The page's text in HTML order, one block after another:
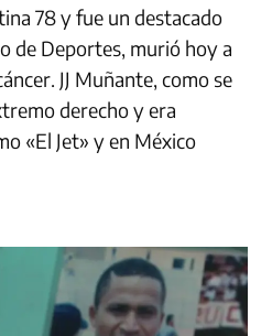
78 y fue un destacado
de Deportes, murió hoy a
JJ Muñante, como se
derecho y era
«El Jet» y en México